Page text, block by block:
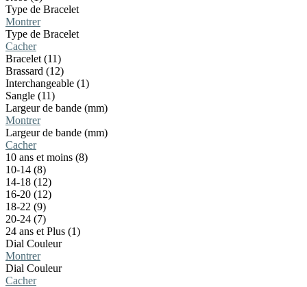
Type de Bracelet
Montrer
Type de Bracelet
Cacher
Bracelet (11)
Brassard (12)
Interchangeable (1)
Sangle (11)
Largeur de bande (mm)
Montrer
Largeur de bande (mm)
Cacher
10 ans et moins (8)
10-14 (8)
14-18 (12)
16-20 (12)
18-22 (9)
20-24 (7)
24 ans et Plus (1)
Dial Couleur
Montrer
Dial Couleur
Cacher